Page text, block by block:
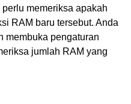
memeriksa apakah
RAM baru tersebut. Anda
membuka pengaturan
jumlah RAM yang